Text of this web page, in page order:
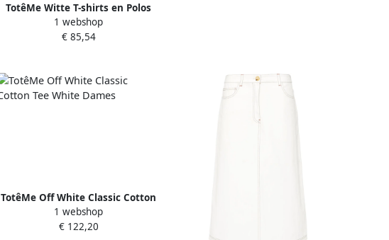
TotêMe Witte T-shirts en Polos
White Dames
1 webshop
€ 85,54
TotêMe Off White Classic Cotton
Tee White Dames
1 webshop
€ 122,20